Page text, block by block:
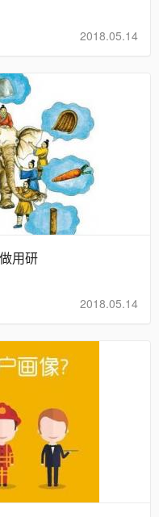
2018.05.14
用研
2018.05.14